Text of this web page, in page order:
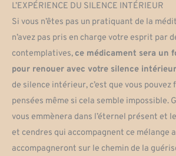
L’EXPÉRIENCE DU SILENCE INTÉRIEUR
Si vous n’êtes pas un pratiquant de la
n’avez pas pris en charge votre esprit par
contemplatives, ce médicament sera un
pour renouer avec votre silence
de silence intérieur, c’est que vous
pensées même si cela semble impossible.
vous emmènera dans l’éternel présent et
et cendres qui accompagnent ce mélange
accompagneront sur le chemin de la